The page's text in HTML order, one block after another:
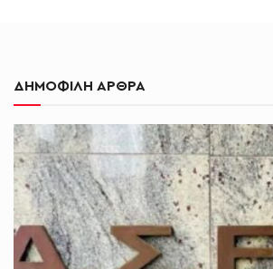
ΔΗΜΟΦΙΛΗ ΑΡΘΡΑ